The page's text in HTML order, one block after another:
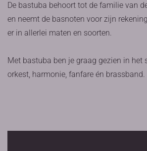
De bastuba behoort tot de familie van
en neemt de basnoten voor zijn
er in allerlei maten en soorten.
Met bastuba ben je graag gezien in het
orkest, harmonie, fanfare én brassband.